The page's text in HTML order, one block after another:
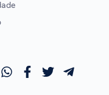
DE ORDEM
OAB